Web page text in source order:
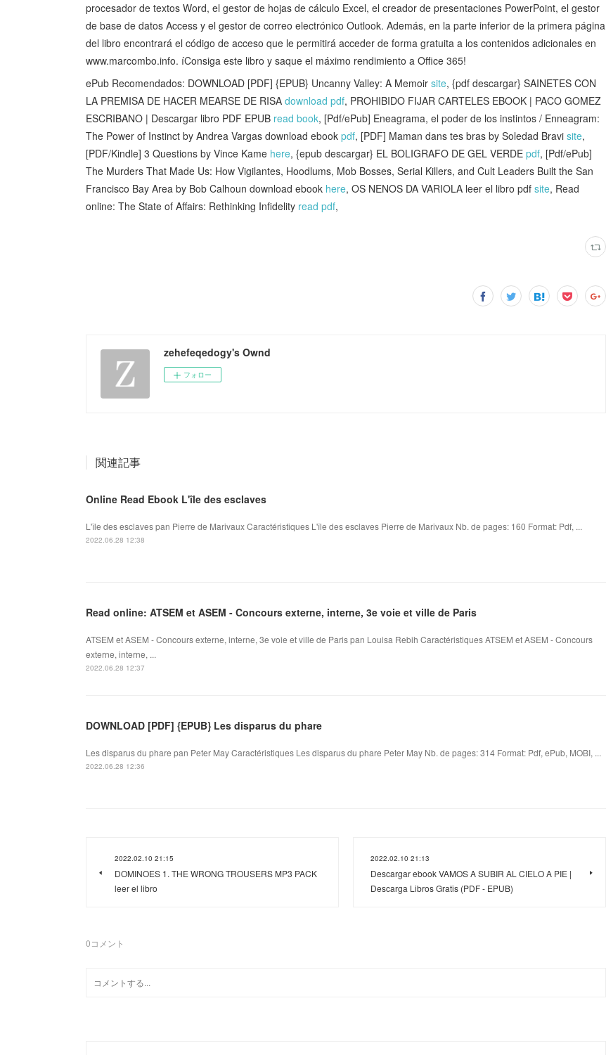
procesador de textos Word, el gestor de hojas de cálculo Excel, el creador de presentaciones PowerPoint, el gestor
de base de datos Access y el gestor de correo electrónico Outlook. Además, en la parte inferior de la primera página
del libro encontrará el código de acceso que le permitirá acceder de forma gratuita a los contenidos adicionales en
www.marcombo.info. íConsiga este libro y saque el máximo rendimiento a Office 365!
ePub Recomendados: DOWNLOAD [PDF] {EPUB} Uncanny Valley: A Memoir site, {pdf descargar} SAINETES CON
LA PREMISA DE HACER MEARSE DE RISA download pdf, PROHIBIDO FIJAR CARTELES EBOOK | PACO GOMEZ
ESCRIBANO | Descargar libro PDF EPUB read book, [Pdf/ePub] Eneagrama, el poder de los instintos / Enneagram:
The Power of Instinct by Andrea Vargas download ebook pdf, [PDF] Maman dans tes bras by Soledad Bravi site,
[PDF/Kindle] 3 Questions by Vince Kame here, {epub descargar} EL BOLIGRAFO DE GEL VERDE pdf, [Pdf/ePub]
The Murders That Made Us: How Vigilantes, Hoodlums, Mob Bosses, Serial Killers, and Cult Leaders Built the San
Francisco Bay Area by Bob Calhoun download ebook here, OS NENOS DA VARIOLA leer el libro pdf site, Read
online: The State of Affairs: Rethinking Infidelity read pdf,
zehefeqedogy's Ownd
フォロー
関連記事
Online Read Ebook L'île des esclaves
L'île des esclaves pan Pierre de Marivaux Caractéristiques L'île des esclaves Pierre de Marivaux Nb. de pages: 160 Format: Pdf, ...
2022.06.28 12:38
Read online: ATSEM et ASEM - Concours externe, interne, 3e voie et ville de Paris
ATSEM et ASEM - Concours externe, interne, 3e voie et ville de Paris pan Louisa Rebih Caractéristiques ATSEM et ASEM - Concours
externe, interne, ...
2022.06.28 12:37
DOWNLOAD [PDF] {EPUB} Les disparus du phare
Les disparus du phare pan Peter May Caractéristiques Les disparus du phare Peter May Nb. de pages: 314 Format: Pdf, ePub, MOBI, ...
2022.06.28 12:36
2022.02.10 21:15
DOMINOES 1. THE WRONG TROUSERS MP3 PACK
leer el libro
2022.02.10 21:13
Descargar ebook VAMOS A SUBIR AL CIELO A PIE |
Descarga Libros Gratis (PDF - EPUB)
0コメント